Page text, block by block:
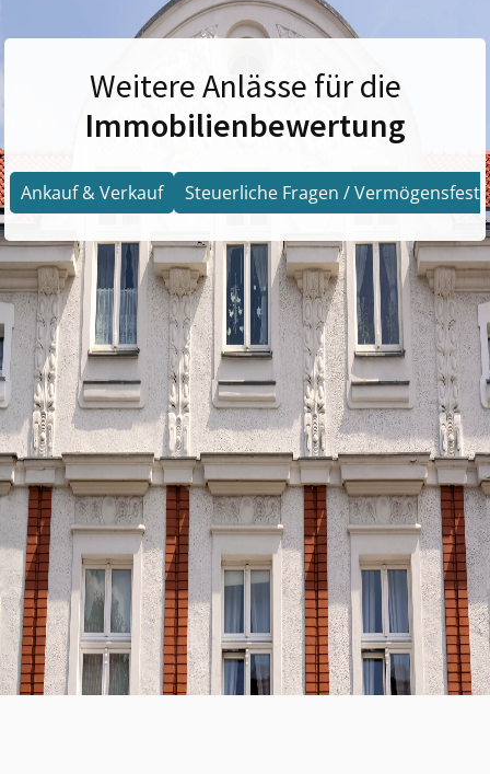
Weitere Anlässe für die
Immobilienbewertung
Ankauf & Verkauf Steuerliche Fragen /